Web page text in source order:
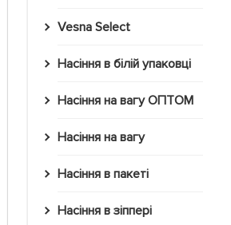
Vesna Select
Насіння в білій упаковці
Насіння на вагу ОПТОМ
Насіння на вагу
Насіння в пакеті
Насіння в зіппері